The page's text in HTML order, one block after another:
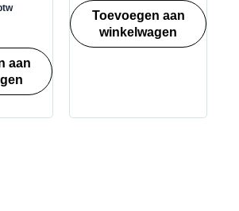
aan
Toevoegen aan
winkelwagen